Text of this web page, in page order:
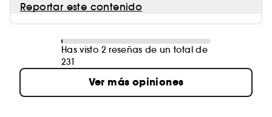
Reportar este contenido
Has visto 2 reseñas de un total de
231
Ver más opiniones